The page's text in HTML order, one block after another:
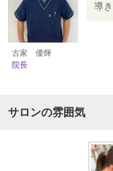
古家 優輝
院長
導
サロンの雰囲気